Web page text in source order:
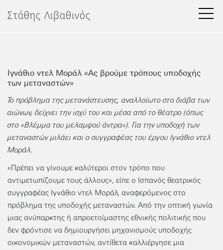
στοΣτάθης Λιβαθινός
Ιγνάθιο ντελ Μοράλ «Ας βρούμε τρόπους υποδοχής
των μεταναστών»
Το πρόβλημα της μετανάστευσης, αναλλοίωτο στο διάβα των
αιώνων, δείχνει την ισχύ του και μέσα από το θέατρο (όπως
στο «Βλέμμα του μελαμψού άντρα»). Για την υποδοχή των
μεταναστών μιλάει και ο συγγραφέας του έργου Ιγνάθιο ντελ
Μοράλ.
«Πρέπει να γίνουμε καλύτεροι στον τρόπο που
αντιμετωπίζουμε τους άλλους», είπε ο Ισπανός θεατρικός
συγγραφέας Ιγνάθιο ντελ Μοράλ, αναφερόμενος στο
πρόβλημα της υποδοχής μεταναστών. Από την οπτική γωνία
μιας ανύπαρκτης ή απροετοίμαστης εθνικής πολιτικής που
δεν φρόντισε να δημιουργήσει μηχανισμούς υποδοχής
οικονομικών μεταναστών, αντίθετα καλλιέργησε μια